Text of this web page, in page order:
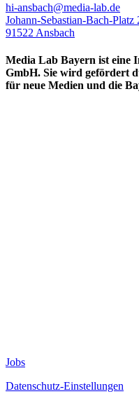
hi-ansbach@media-lab.de
Johann-Sebastian-Bach-Platz
91522 Ansbach
Media Lab Bayern ist eine
GmbH. Sie wird gefördert
für neue Medien und die
Jobs
Datenschutz-Einstellungen